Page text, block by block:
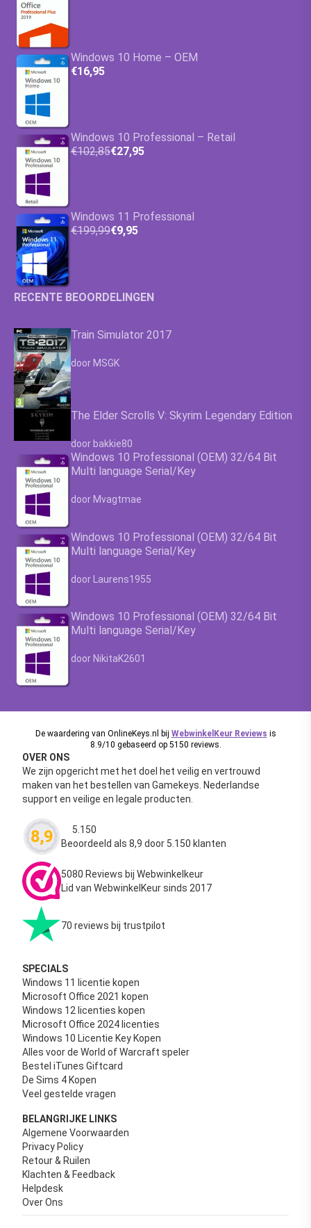
Windows 10 Home – OEM
€16,95
Windows 10 Professional – Retail
€102,85€27,95
Windows 11 Professional
€199,99€9,95
RECENTE BEOORDELINGEN
Train Simulator 2017
Waardering
door MSGK
The Elder Scrolls V: Skyrim Legendary Edition
Waardering4.63
door bakkie80
Windows 10 Professional (OEM) 32/64 Bit
Multi language Serial/Key
Waardering4.63
door Mvagtmae
Windows 10 Professional (OEM) 32/64 Bit
Multi language Serial/Key
Waardering4.63uit 5
door Laurens1955
Windows 10 Professional (OEM) 32/64 Bit
Multi language Serial/Key
Waardering4.63
door NikitaK2601
De waardering van OnlineKeys.nl bij WebwinkelKeur Reviews is
8.9/10 gebaseerd op 5150 reviews.
OVER ONS
We zijn opgericht met het doel het veilig en vertrouwd
maken van het bestellen van Gamekeys. Nederlandse
support en veilige en legale producten.
8,9 Waardering
5.150
Beoordeeld als 8,9 door 5.150 klanten
5080 Reviews bij Webwinkelkeur
Lid van WebwinkelKeur sinds 2017
70 reviews bij trustpilot
SPECIALS
Windows 11 licentie kopen
Microsoft Office 2021 kopen
Windows 12 licenties kopen
Microsoft Office 2024 licenties
Windows 10 Licentie Key Kopen
Alles voor de World of Warcraft speler
Bestel iTunes Giftcard
De Sims 4 Kopen
Veel gestelde vragen
BELANGRIJKE LINKS
Algemene Voorwaarden
Privacy Policy
Retour & Ruilen
Klachten & Feedback
Helpdesk
Over Ons